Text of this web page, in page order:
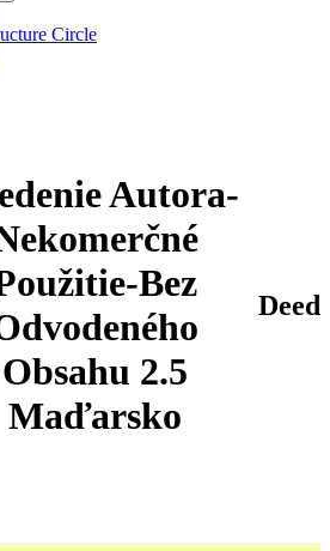
Circle
Autora-
Bez
Obsahu 2.5
Maďarsko
Deed